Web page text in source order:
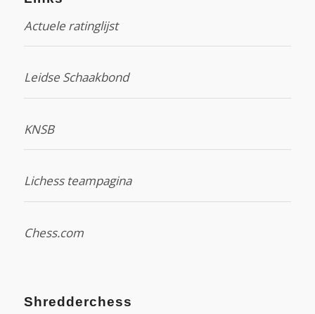
Actuele ratinglijst
Leidse Schaakbond
KNSB
Lichess teampagina
Chess.com
Shredderchess